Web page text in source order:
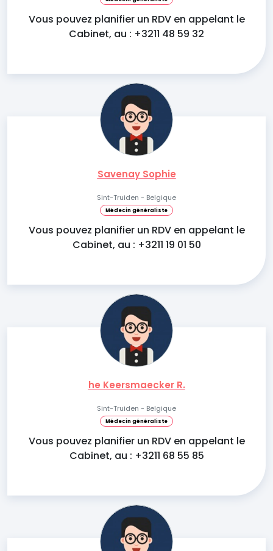
Vous pouvez planifier un RDV en appelant le
Cabinet, au : +3211 48 59 32
Savenay Sophie
Sint-Truiden - Belgique
Médecin généraliste
Vous pouvez planifier un RDV en appelant le
Cabinet, au : +3211 19 01 50
he Keersmaecker R.
Sint-Truiden - Belgique
Médecin généraliste
Vous pouvez planifier un RDV en appelant le
Cabinet, au : +3211 68 55 85